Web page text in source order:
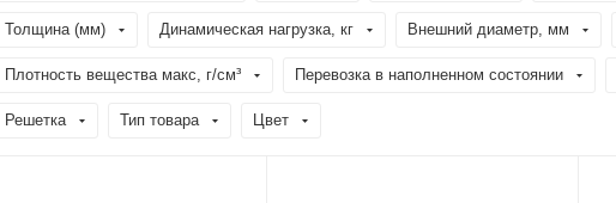
Толщина (мм) Динамическая нагрузка, кг Внешний диаметр, мм
Плотность вещества макс, г/см³ Перевозка в наполненном состоянии
Решетка Тип товара Цвет